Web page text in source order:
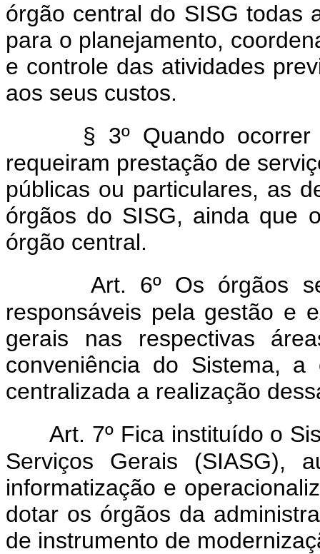
órgão central do SISG todas
para o planejamento,
e controle das atividades
aos seus custos.
§ 3º Quando
requeiram prestação de
públicas ou particulares, as
órgãos do SISG, ainda que
órgão central.
Art. 6º Os órgãos
responsáveis pela gestão e
gerais nas respectivas
conveniência do Sistema,
centralizada a realização
Art. 7º Fica instituído o
Serviços Gerais (SIASG),
informatização e
dotar os órgãos da
de instrumento de